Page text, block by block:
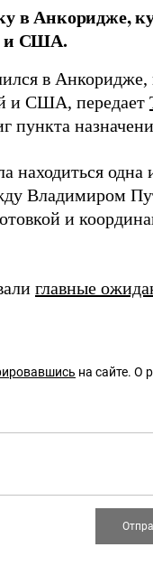
в Анкоридже,
и США.
в Анкоридже,
и США, передает
пункта
находиться одна
Владимиром
и
главные
на сайте. О